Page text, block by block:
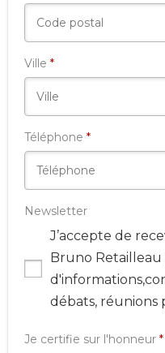
Ville *
Téléphone *
Newsletter
J’accepte de
Bruno
débats, réunions
Je certifie sur l'honneur *